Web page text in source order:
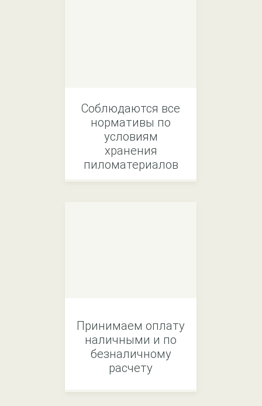
Соблюдаются все
нормативы по
условиям
хранения
пиломатериалов
Принимаем оплату
наличными и по
безналичному
расчету